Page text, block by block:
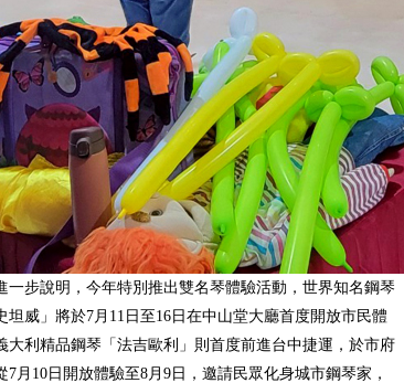
一步說明，今年特別推出雙名琴體驗活動，世界知名鋼琴
坦威」將於7月11日至16日在中山堂大廳首度開放市民體
大利精品鋼琴「法吉歐利」則首度前進台中捷運，於市府
7月10日開放體驗至8月9日，邀請民眾化身城市鋼琴家，